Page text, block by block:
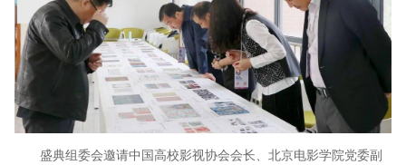
盛典组委会邀请中国高校影视协会会长、北京电影学院党委副